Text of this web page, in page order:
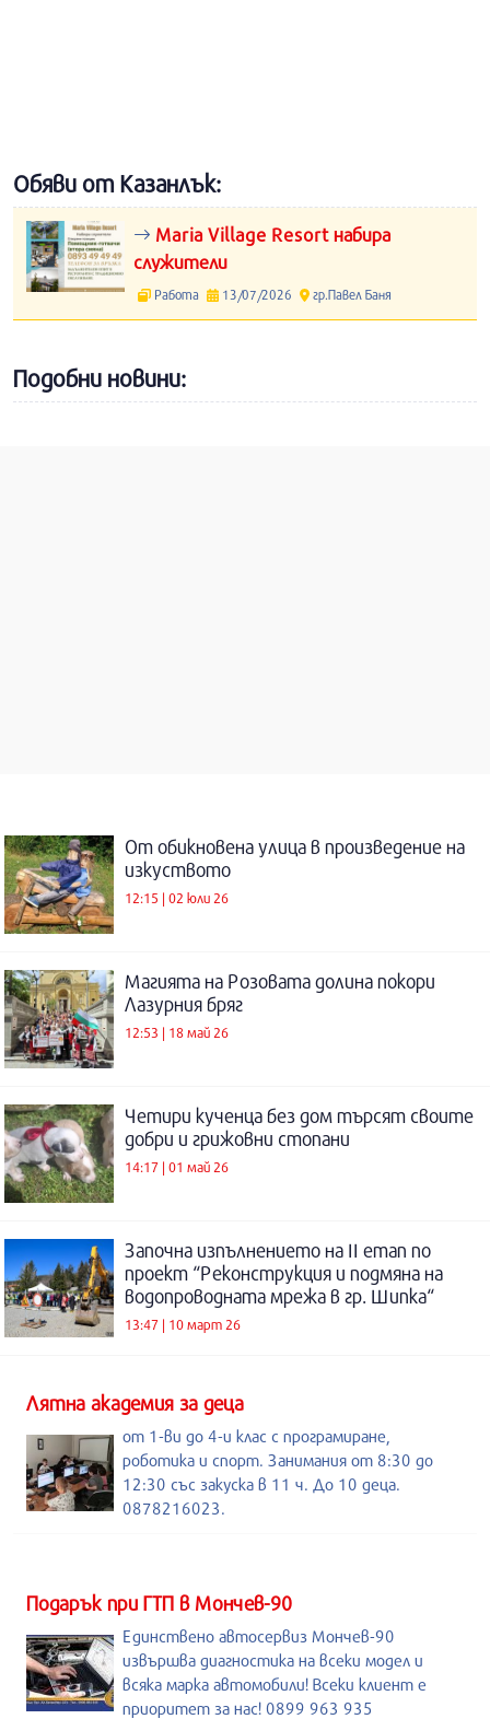
Обяви от Казанлък:
Maria Village Resort набира
служители
Работа 13/07/2026 гр.Павел Баня
Подобни новини:
От обикновена улица в произведение на
изкуството
12:15 | 02 юли 26
Магията на Розовата долина покори
Лазурния бряг
12:53 | 18 май 26
Четири кученца без дом търсят своите
добри и грижовни стопани
14:17 | 01 май 26
Започна изпълнението на II етап по
проект “Реконструкция и подмяна на
водопроводната мрежа в гр. Шипка“
13:47 | 10 март 26
Лятна академия за деца
от 1-ви до 4-и клас с програмиране,
роботика и спорт. Занимания от 8:30 до
12:30 със закуска в 11 ч. До 10 деца.
0878216023.
Подарък при ГТП в Мончев-90
Единствено автосервиз Мончев-90
извършва диагностика на всеки модел и
всяка марка автомобили! Всеки клиент е
приоритет за нас! 0899 963 935